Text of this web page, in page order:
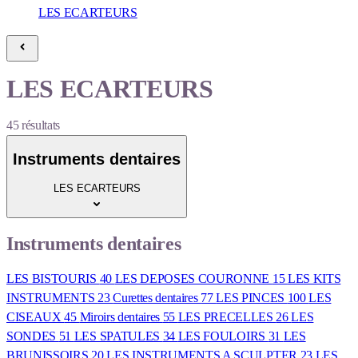
LES ECARTEURS
LES ECARTEURS
45résultats
Instruments dentaires
LES ECARTEURS
Instruments dentaires
LES BISTOURIS 40 LES DEPOSES COURONNE 15LES KITS
INSTRUMENTS 23Curettes dentaires 77LES PINCES 100LES
CISEAUX45 Miroirs dentaires 55 LES PRECELLES 26LES
SONDES 51 LES SPATULES 34 LES FOULOIRS 31 LES
BRUNISSOIRS 20LES INSTRUMENTS A SCULPTER 23 LES